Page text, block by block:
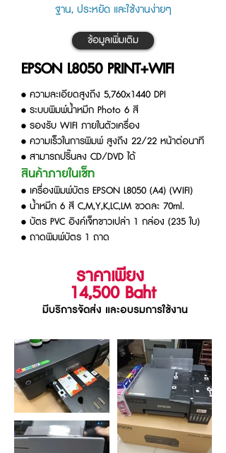
ฐาน, ประหยัด และใช้งานง่ายๆ
ข้อมูลเพิ่มเติม
EPSON L8050 PRINT+WIFI
• ความละเอียดสูงถึง 5,760x1440 DPI
• ระบบพิมพ์น้ำหมึก Photo 6 สี
• รองรับ WIFI ภายในตัวเครื่อง
• ความเร็วในการพิมพ์ สูงถึง 22/22 หน้าต่อนาที
• สามารถปริ๊นลง CD/DVD ได้
สินค้าภายในเช็ท
• เครื่องพิมพ์บัตร EPSON L8050 (A4) (WIFI)
• น้ำหมึก 6 สี C,M,Y,K,LC,LM ขวดละ 70ml.
• บัตร PVC อิงค์เจ็ทขาวเปล่า 1 กล่อง (235 ใบ)
• ถาดพิมพ์บัตร 1 ถาด
ราคาเพียง
14,500 Baht
มีบริการจัดส่ง และอบรมการใช้งาน